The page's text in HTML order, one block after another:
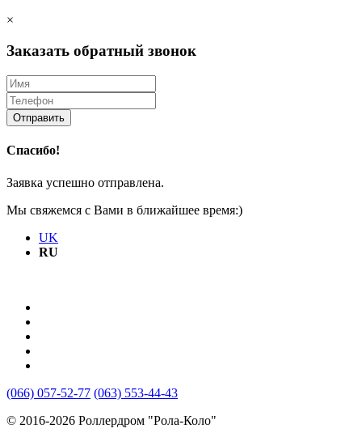
×
Заказать обратный звонок
Отправить
Спасибо!
Заявка успешно отправлена.
Мы свяжемся с Вами в ближайшее время:)
UK
RU
(066) 057-52-77 (063) 553-44-43
© 2016-2026 Роллердром "Рола-Коло"